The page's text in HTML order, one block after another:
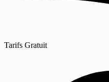
Tarifs Gratuit